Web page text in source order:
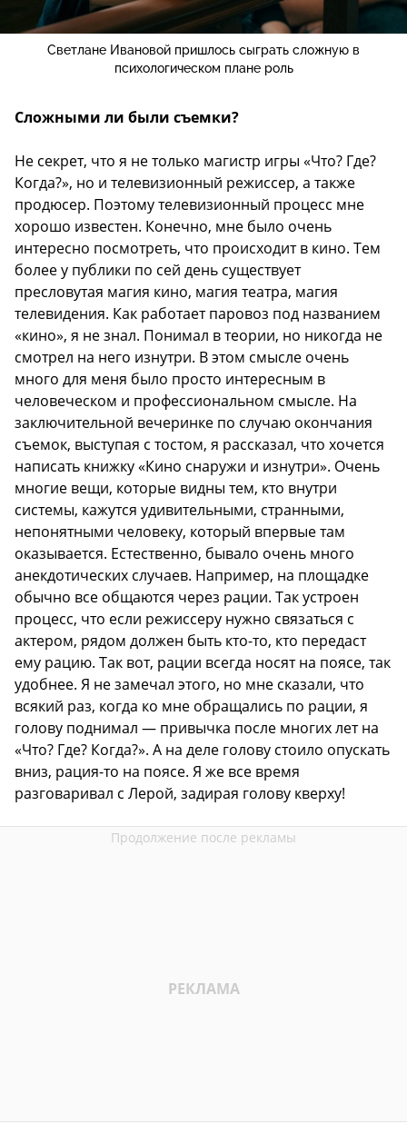
Светлане Ивановой пришлось сыграть сложную в
психологическом плане роль
Сложными ли были съемки?
Не секрет, что я не только магистр игры «Что? Где?
Когда?», но и телевизионный режиссер, а также
продюсер. Поэтому телевизионный процесс мне
хорошо известен. Конечно, мне было очень
интересно посмотреть, что происходит в кино. Тем
более у публики по сей день существует
пресловутая магия кино, магия театра, магия
телевидения. Как работает паровоз под названием
«кино», я не знал. Понимал в теории, но никогда не
смотрел на него изнутри. В этом смысле очень
много для меня было просто интересным в
человеческом и профессиональном смысле. На
заключительной вечеринке по случаю окончания
съемок, выступая с тостом, я рассказал, что хочется
написать книжку «Кино снаружи и изнутри». Очень
многие вещи, которые видны тем, кто внутри
системы, кажутся удивительными, странными,
непонятными человеку, который впервые там
оказывается. Естественно, бывало очень много
анекдотических случаев. Например, на площадке
обычно все общаются через рации. Так устроен
процесс, что если режиссеру нужно связаться с
актером, рядом должен быть кто-то, кто передаст
ему рацию. Так вот, рации всегда носят на поясе, так
удобнее. Я не замечал этого, но мне сказали, что
всякий раз, когда ко мне обращались по рации, я
голову поднимал — привычка после многих лет на
«Что? Где? Когда?». А на деле голову стоило опускать
вниз, рация-то на поясе. Я же все время
разговаривал с Лерой, задирая голову кверху!